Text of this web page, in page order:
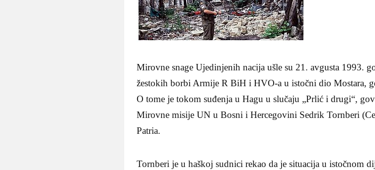
Mirovne snage Ujedinjenih nacija ušle su 21. avgusta 1993.
žestokih borbi Armije R BiH i HVO-a u istočni dio Mostara,
O tome je tokom suđenja u Hagu u slučaju „Prlić i drugi“,
Mirovne misije UN u Bosni i Hercegovini Sedrik Tornberi
Patria.
Tornberi je u haškoj sudnici rekao da je situacija u istočnom